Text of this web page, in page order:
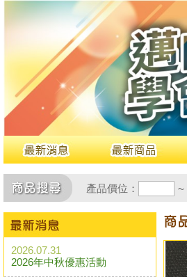
產品價位： ~
2026.07.31
2026年中秋優惠活動